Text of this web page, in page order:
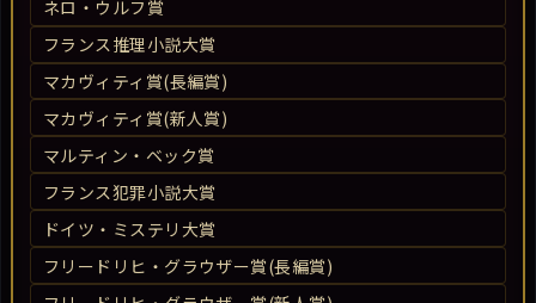
ネロ・ウルフ賞
フランス推理小説大賞
マカヴィティ賞(長編賞)
マカヴィティ賞(新人賞)
マルティン・ベック賞
フランス犯罪小説大賞
ドイツ・ミステリ大賞
フリードリヒ・グラウザー賞(長編賞)